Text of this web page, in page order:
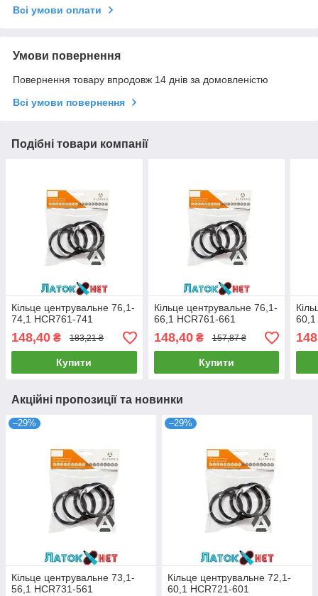
Всі умови оплати
Умови повернення
Повернення товару впродовж 14 днів за домовленістю
Всі умови повернення
Подібні товари компанії
Кільце центрувальне 76,1-
74,1 HCR761-741
148,40 ₴ 183,21 ₴
Купити
Кільце центрувальне 76,1-
66,1 HCR761-661
148,40₴ 157,87 ₴
Купити
60,1
Акційні пропозиції та новинки
–29%
Кільце центрувальне 73,1-
56,1 HCR731-561
–29%
Кільце центрувальне 72,1-
60,1 HCR721-601